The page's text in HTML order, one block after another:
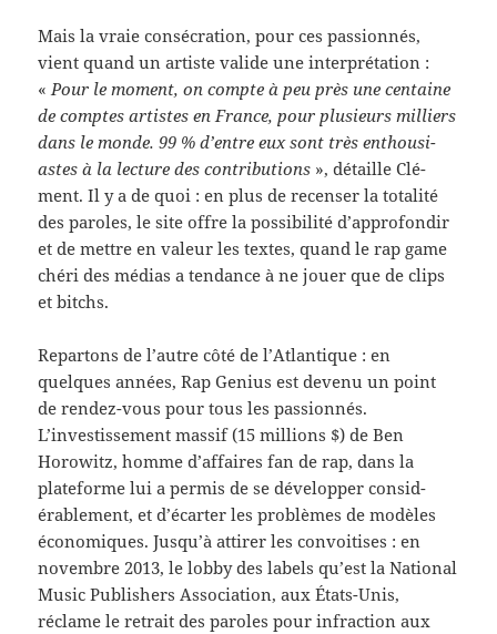
Mais la vraie con­sécra­tion, pour ces pas­sion­nés,
vient quand un artiste valide une inter­pré­ta­tion :
«Pour le moment, on compte à peu près une cen­taine
de comptes artistes en France, pour plusieurs mil­liers
dans le monde. 99 % d’entre eux sont très ent­hou­si­
astes à la lec­ture des con­tri­bu­tions », détaille Clé­
ment. Il y a de quoi : en plus de recenser la total­ité
des paroles, le site offre la pos­si­bil­ité d’approfondir
et de met­tre en valeur les textes, quand le rap game
chéri des médias a ten­dance à ne jouer que de clips
et bitchs.
Repar­tons de l’autre côté de l’Atlantique : en
quelques années, Rap Genius est devenu un point
de rendez-​vous pour tous les pas­sion­nés.
L’investissement mas­sif (15 mil­lions $) de Ben
Horowitz, homme d’affaires fan de rap, dans la
plate­forme lui a per­mis de se dévelop­per con­sid­
érable­ment, et d’écarter les prob­lèmes de mod­èles
économiques. Jusqu’à attirer les con­voitises : en
novem­bre 2013, le lobby des labels qu’est la National
Music Pub­lish­ers Asso­ci­a­tion, aux États-​Unis,
réclame le retrait des paroles pour infrac­tion aux